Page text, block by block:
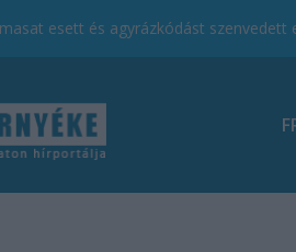
esett és agyrázkódást szenvedett